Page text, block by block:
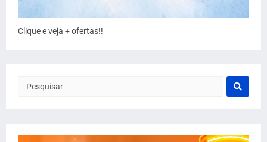
Clique e veja + ofertas!!